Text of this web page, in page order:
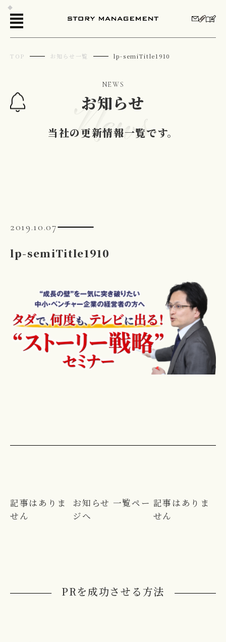
TOP お知らせ一覧 lp-semiTitle1910
NEWS
お知らせ
当社の更新情報一覧です。
2019.10.07
lp-semiTitle1910
記事はありま
せん
お知らせ 一覧ペー
ジへ
記事はありま
せん
PRを成功させる方法